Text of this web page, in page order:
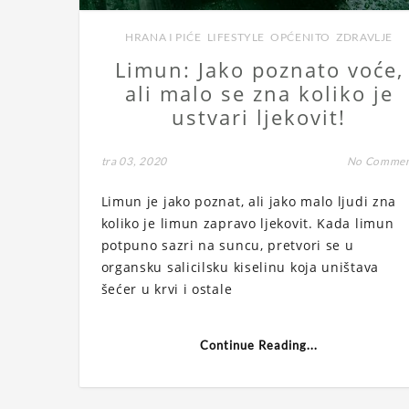
HRANA I PIĆE LIFESTYLE ,OPĆENITO ZDRAVLJE
Limun: Jako poznato voće,
ali malo se zna koliko je
ustvari ljekovit!
tra 03, 2020 No
Limun je jako poznat, ali jako malo ljudi zna
koliko je limun zapravo ljekovit. Kada limun
potpuno sazri na suncu, pretvori se u
organsku salicilsku kiselinu koja uništava
šećer u krvi i ostale
Continue Reading...